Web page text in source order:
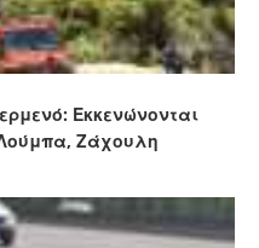
Εκκενώνονται
Ζάχουλη